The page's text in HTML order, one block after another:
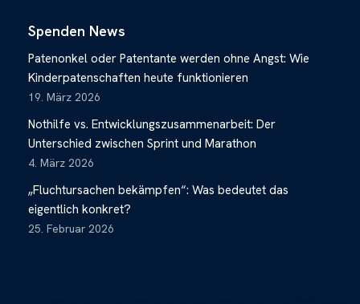
Spenden News
Patenonkel oder Patentante werden ohne Angst: Wie
Kinderpatenschaften heute funktionieren
19. März 2026
Nothilfe vs. Entwicklungszusammenarbeit: Der
Unterschied zwischen Sprint und Marathon
4. März 2026
„Fluchtursachen bekämpfen“: Was bedeutet das
eigentlich konkret?
25. Februar 2026